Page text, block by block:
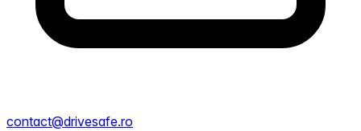
contact@drivesafe.ro